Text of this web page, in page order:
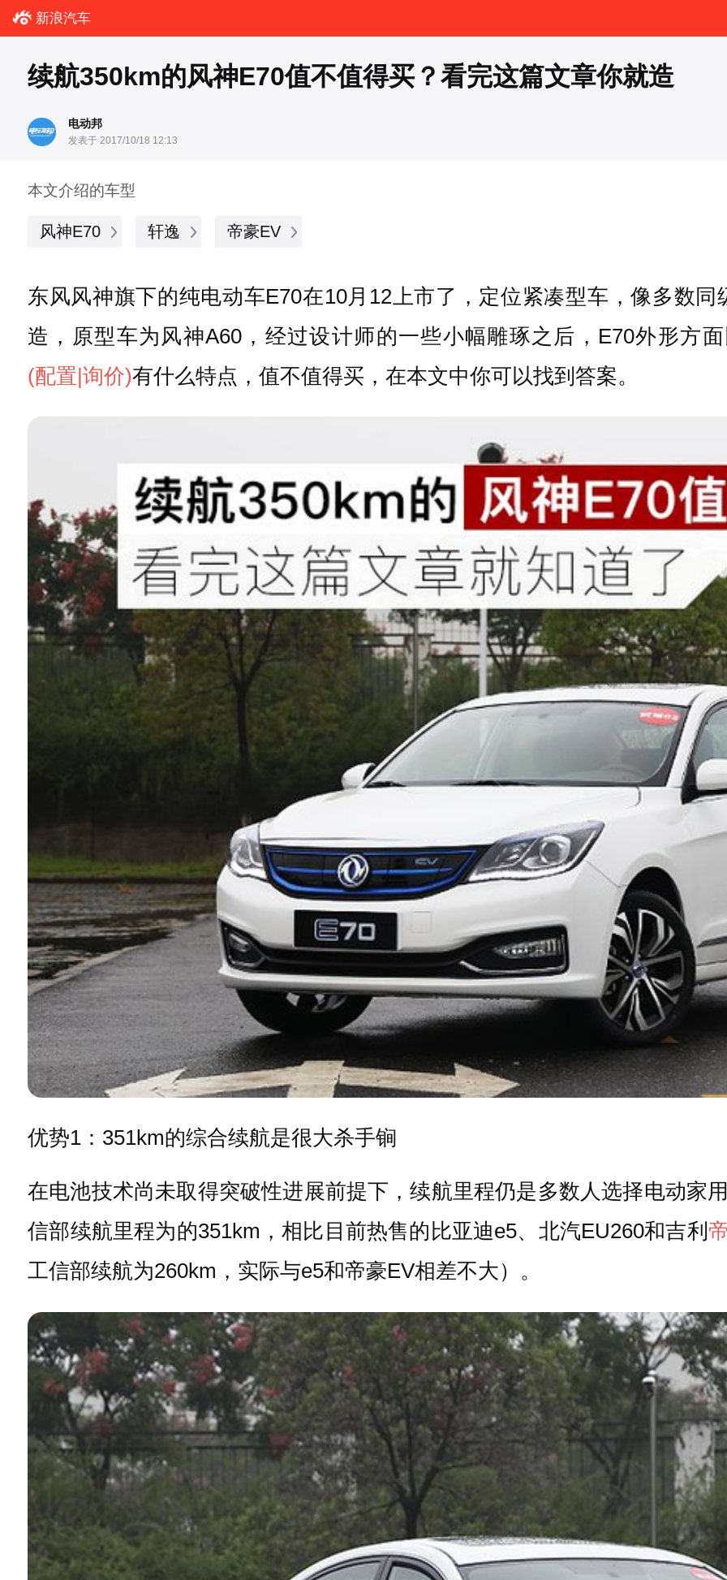
新浪汽车
续航350km的风神E70值不值得买？看完这篇文章你就造
电动邦
发表于 2017/10/18 12:13
本文介绍的车型
风神E70 轩逸 帝豪EV
东风风神旗下的纯电动车E70在10月12上市了，定位紧凑型车，像多数
造，原型车为风神A60，经过设计师的一些小幅雕琢之后，E70外形方
(配置|询价)有什么特点，值不值得买，在本文中你可以找到答案。
优势1：351km的综合续航是很大杀手锏
在电池技术尚未取得突破性进展前提下，续航里程仍是多数人选择电动家
信部续航里程为的351km，相比目前热售的比亚迪e5、北汽EU260和吉利
工信部续航为260km，实际与e5和帝豪EV相差不大）。